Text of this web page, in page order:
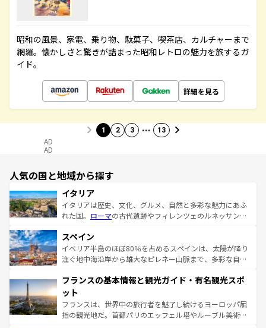
昭和の風景、家電、乗り物、駄菓子、喫茶店、カルチャーまで
網羅。懐かしさと驚きが詰まった昭和レトロの魅力を旅するガ
イド。
詳細を見る
1 2 3 … 13
AD
AD
人気の国と地域から探す
イタリア
イタリアは歴史、文化、グルメ、自然と多彩な魅力にあふ
れた国。 ローマの古代遺跡やフィレンツェのルネッサンス
ろん、トスカーナの美しい田園風景やアマルフィ海岸の絶
景など、自然景観も見逃せない。観光の合間には、本場の
ピザやパスタなど、絶品のイタリア料理を堪能することも
ませてくれるイタリアで、忘れられない旅をしてみよう！
なお、新着のイタリア情報は
しい。
スペイン
イベリア半島のほぼ80％を占めるスペインは、太陽が降り
注ぐ地中海沿岸から雄大なピレネー山脈まで、多彩な自然
文化が根付くこの国では、情熱的なフラメンコ、熱気あふ
れる闘牛、そして美味しいタパスが生活の一部となってい
る。首都マドリードの洗練された雰囲気や、バルセロナの
アートに溢れた街角から、地方では古代ローマ遺跡や中世
フランスの基本情報と観光ガイド・有名観光スポ
ット
フランスは、世界中の旅行者を魅了し続けるヨーロッパ屈
指の観光地だ。首都パリのエッフェル塔やルーブル美術館